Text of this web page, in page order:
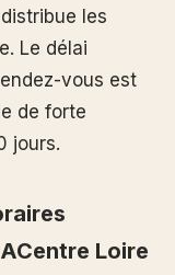
les
Le délai
vous est
de forte
jours.
Loire